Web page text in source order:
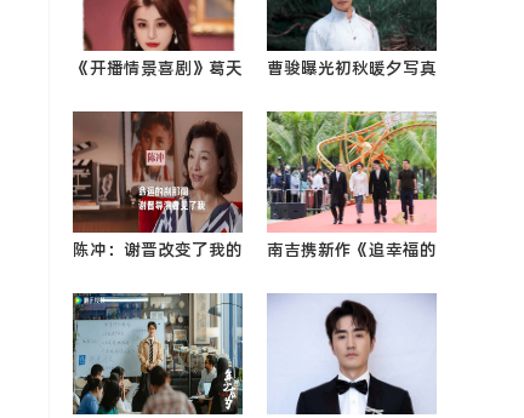
《开播情景喜剧》葛天
性笑0
曹骏曝光初秋暖夕写真
气本色0
陈冲：谢晋改变了我的
南吉携新作《追幸福的
岛国际电影节开幕红毯